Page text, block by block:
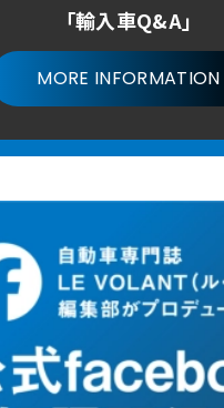
「輸入車Q&A」
MORE INFORMATION